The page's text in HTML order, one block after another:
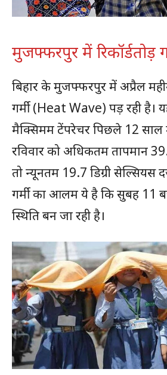
मुजफ्फरपुर में रिकॉर्डतोड़
बिहार के मुजफ्फरपुर में अप्रैल
गर्मी (Heat Wave) पड़ रही है।
मैक्सिमम टेंपरेचर पिछले 12 साल में
रविवार को अधिकतम तापमान
तो न्यूनतम 19.7 डिग्री सेल्सियस
गर्मी का आलम ये है कि सुबह 11
स्थिति बन जा रही है।